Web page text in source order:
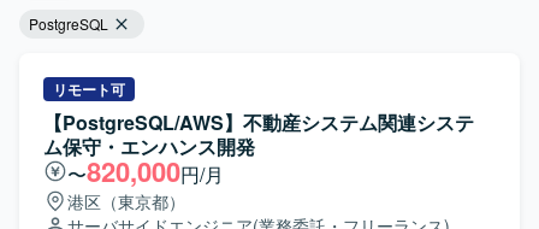
PostgreSQL
リモート可
【PostgreSQL/AWS】不動産システム関連システ
ム保守・エンハンス開発
〜820,000円/月
港区（東京都）